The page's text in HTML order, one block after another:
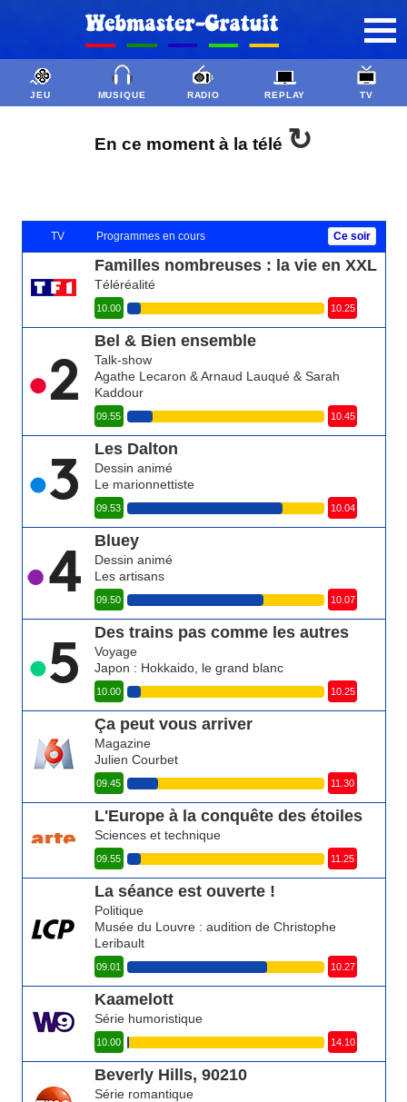
JEU MUSIQUE RADIO REPLAY TV
En ce moment à la télé ↻
TV Programmes en cours Ce soir
Familles nombreuses : la vie en XXL
Téléréalité
10.00 10.25
Bel & Bien ensemble
Talk-show
Agathe Lecaron & Arnaud Lauqué & Sarah
Kaddour
09.55 10.45
Les Dalton
Dessin animé
Le marionnettiste
09.53 10.04
Bluey
Dessin animé
Les artisans
09.50 10.07
Des trains pas comme les autres
Voyage
Japon : Hokkaido, le grand blanc
10.00 10.25
Ça peut vous arriver
Magazine
Julien Courbet
09.45 11.30
L'Europe à la conquête des étoiles
Sciences et technique
09.55 11.25
La séance est ouverte !
Politique
Musée du Louvre : audition de Christophe
Leribault
09.01 10.27
Kaamelott
Série humoristique
10.00 14.10
Beverly Hills, 90210
Série romantique